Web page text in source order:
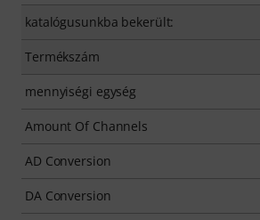
katalógusunkba bekerült:
Termékszám
mennyiségi egység
Amount Of Channels
AD Conversion
DA Conversion